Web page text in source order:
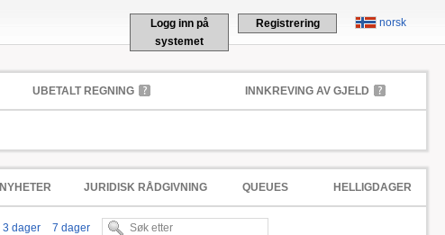
norsk
Logg inn på
systemet
Registrering
UBETALT REGNING INNKREVING AV GJELD
NYHETER JURIDISK RÅDGIVNING QUEUES HELLIGDAGER
3 dager
7 dager